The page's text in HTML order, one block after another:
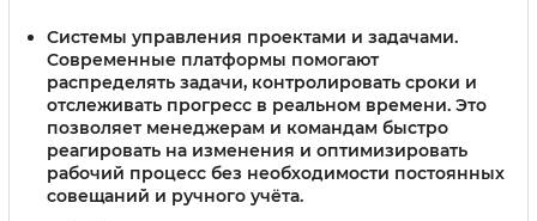
Системы управления проектами и задачами.
Современные платформы помогают
распределять задачи, контролировать сроки и
отслеживать прогресс в реальном времени. Это
позволяет менеджерам и командам быстро
реагировать на изменения и оптимизировать
рабочий процесс без необходимости постоянных
совещаний и ручного учёта.